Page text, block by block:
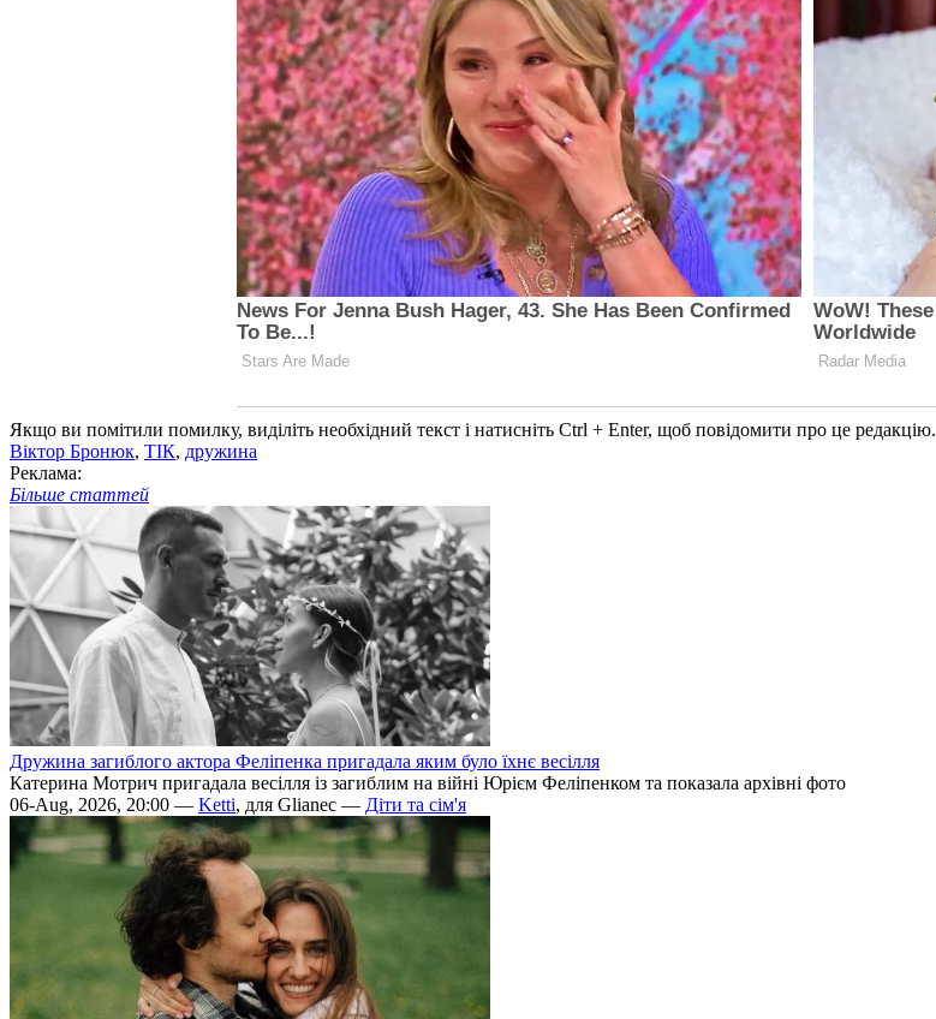
Якщо ви помітили помилку, виділіть необхідний текст і натисніть Ctrl + Enter, щоб повідомити про це редакцію.
Віктор Бронюк, ТІК, дружина
Реклама:
Більше статтей
Дружина загиблого актора Феліпенка пригадала яким було їхнє весілля
Катерина Мотрич пригадала весілля із загиблим на війні Юрієм Феліпенком та показала архівні фото
06-Aug, 2026, 20:00 — Ketti, для Glianec — Діти та сім'я